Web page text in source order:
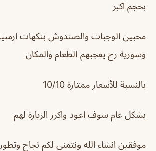
بحجم اكبر
محبين الوجبات والصندوش بنكهات ارمنية
وسورية رح يعجبهم الطعام والمكان
بالنسبة للأسعار ممتازة 10/10
بشكل عام سوف اعود واكرر الزيارة لهم
موفقين انشاء الله ونتمنى لكم نجاح وتطور